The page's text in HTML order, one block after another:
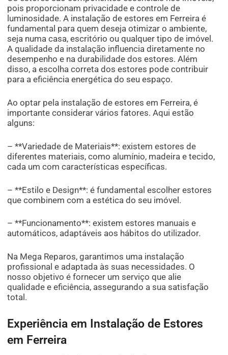
pois proporcionam privacidade e controle de
luminosidade. A instalação de estores em Ferreira é
fundamental para quem deseja otimizar o ambiente,
seja numa casa, escritório ou qualquer tipo de imóvel.
A qualidade da instalação influencia diretamente no
desempenho e na durabilidade dos estores. Além
disso, a escolha correta dos estores pode contribuir
para a eficiência energética do seu espaço.
Ao optar pela instalação de estores em Ferreira, é
importante considerar vários fatores. Aqui estão
alguns:
– **Variedade de Materiais**: existem estores de
diferentes materiais, como alumínio, madeira e tecido,
cada um com características específicas.
– **Estilo e Design**: é fundamental escolher estores
que combinem com a estética do seu imóvel.
– **Funcionamento**: existem estores manuais e
automáticos, adaptáveis aos hábitos do utilizador.
Na Mega Reparos, garantimos uma instalação
profissional e adaptada às suas necessidades. O
nosso objetivo é fornecer um serviço que alie
qualidade e eficiência, assegurando a sua satisfação
total.
Experiência em Instalação de Estores
em Ferreira